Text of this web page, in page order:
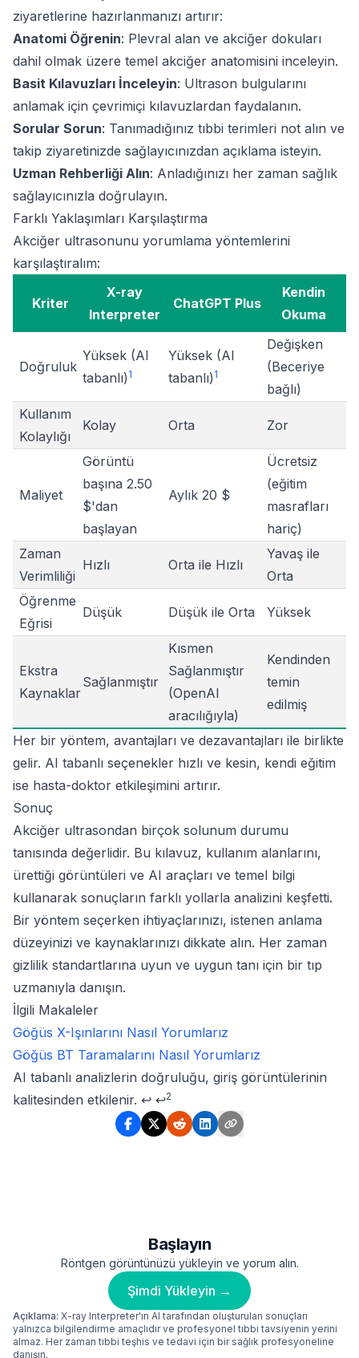
ziyaretlerine hazırlanmanızı artırır:
Anatomi Öğrenin: Plevral alan ve akciğer dokuları
dahil olmak üzere temel akciğer anatomisini inceleyin.
Basit Kılavuzları İnceleyin: Ultrason bulgularını
anlamak için çevrimiçi kılavuzlardan faydalanın.
Sorular Sorun: Tanımadığınız tıbbi terimleri not alın ve
takip ziyaretinizde sağlayıcınızdan açıklama isteyin.
Uzman Rehberliği Alın: Anladığınızı her zaman sağlık
sağlayıcınızla doğrulayın.
Farklı Yaklaşımları Karşılaştırma
Akciğer ultrasonunu yorumlama yöntemlerini
karşılaştıralım:
Kriter
X-ray
Interpreter
ChatGPT Plus
Kendin
Okuma
Doğruluk
Yüksek (AI
tabanlı) 1
Yüksek (AI
tabanlı) 1
Değişken
(Beceriye
bağlı)
Kullanım
Kolaylığı
Kolay Orta Zor
Maliyet
Görüntü
başına 2.50
$'dan
başlayan
Aylık 20 $
Ücretsiz
(eğitim
masrafları
hariç)
Zaman
Verimliliği
Hızlı Orta ile Hızlı
Yavaş ile
Orta
Öğrenme
Eğrisi
Düşük Düşük ile Orta Yüksek
Ekstra
Kaynaklar
Sağlanmıştır
Kısmen
Sağlanmıştır
(OpenAI
aracılığıyla)
Kendinden
temin
edilmiş
Her bir yöntem, avantajları ve dezavantajları ile birlikte
gelir. AI tabanlı seçenekler hızlı ve kesin, kendi eğitim
ise hasta-doktor etkileşimini artırır.
Sonuç
Akciğer ultrasondan birçok solunum durumu
tanısında değerlidir. Bu kılavuz, kullanım alanlarını,
ürettiği görüntüleri ve AI araçları ve temel bilgi
kullanarak sonuçların farklı yollarla analizini keşfetti.
Bir yöntem seçerken ihtiyaçlarınızı, istenen anlama
düzeyinizi ve kaynaklarınızı dikkate alın. Her zaman
gizlilik standartlarına uyun ve uygun tanı için bir tıp
uzmanıyla danışın.
İlgili Makaleler
Göğüs X-Işınlarını Nasıl Yorumlarız
Göğüs BT Taramalarını Nasıl Yorumlarız
Footnotes
AI tabanlı analizlerin doğruluğu, giriş görüntülerinin
kalitesinden etkilenir. ↩ ↩2
Başlayın
Röntgen görüntünüzü yükleyin ve yorum alın.
Şimdi Yükleyin →
Açıklama: X-ray Interpreter'ın AI tarafından oluşturulan sonuçları
yalnızca bilgilendirme amaçlıdır ve profesyonel tıbbi tavsiyenin yerini
almaz. Her zaman tıbbi teşhis ve tedavi için bir sağlık profesyoneline
danışın.